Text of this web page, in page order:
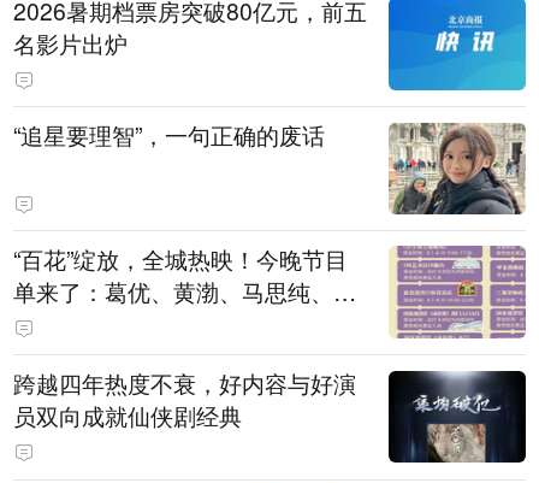
2026暑期档票房突破80亿元，前五
名影片出炉
“追星要理智”，一句正确的废话
“百花”绽放，全城热映！今晚节目
单来了：葛优、黄渤、马思纯、刘
浩存、廖昌永、谭维维……
跨越四年热度不衰，好内容与好演
员双向成就仙侠剧经典